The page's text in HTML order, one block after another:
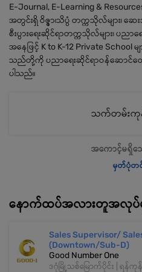
E-Journal, E-Learning &
အတွင်းရှိ ဝိဇ္ဇာ၊သိပ္ပံ တက္ကသိုလ်များ၊
စီးပွားရေးဆိုင်ရာတက္ကသိုလ်များ၊ ပညာရ
အနေဖြင့် K to K-12 Private School မ
သည်တို့ကို ပညာရေးဆိုင်ရာဝန်ဆောင်ထ
ပါသည်။
သက်တမ်းကုန်
အကောင့်မရှိသ
မှတ်ပုံတ
နောက်ထပ်အလားတူအလုပ်မ
Sales Supervisor/
(Downtown/Sub-D)
Good Number One
ဒဂုံမြို့သစ်မြောက်ပိုင်း | ရန်ကု